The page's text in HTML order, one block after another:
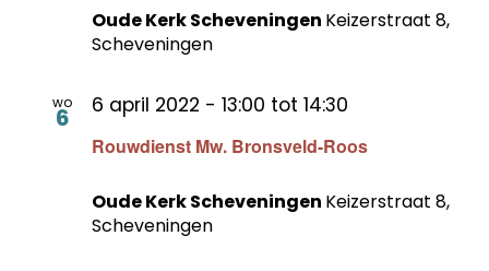
Oude Kerk Scheveningen Keizerstraat 8,
Scheveningen
wo
6
Rouwdienst Mw. Bronsveld-Roos
6 april 2022 - 13:00 tot 14:30
Oude Kerk Scheveningen Keizerstraat 8,
Scheveningen